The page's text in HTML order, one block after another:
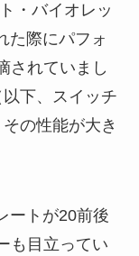
・バイオレッ
た際にパフォ
されていまし
下、スイッチ
の性能が大き
ートが20前後
も目立ってい